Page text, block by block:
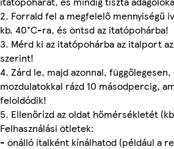
2. Forrald fel a megfelelő mennyiségű
kb. 40°C-ra, és öntsd az itatópohárba!
3. Mérd ki az itatópohárba az italport
szerint!
4. Zárd le, majd azonnal,
mozdulatokkal rázd 10 másodpercig,
feloldódik!
5. Ellenőrizd az oldat hőmérsékletét
Felhasználási ötletek:
- önálló italként kínálhatod (például a